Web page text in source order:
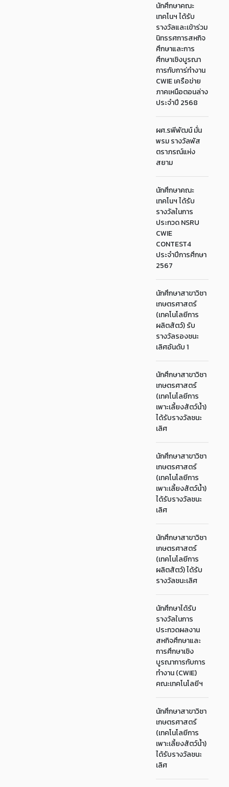
นักศึกษาคณะ
เทคโนฯ ได้รับ
รางวัลและเข้าร่วม
นิทรรศการสหกิจ
ศึกษาและการ
ศึกษาเชิงบูรณา
การกับการ่ทำงาน
CWIE เครือข่าย
ภาคเหนือตอนล่าง
ประจำปี 2568
ผศ.รพีพัฒน์ มั่น
พรม รางวัลพัส
ตราภรณ์แห่ง
สยาม
นักศึกษาคณะ
เทคโนฯ ได้รับ
รางวัลในการ
ประกวด NSRU
CWIE
CONTEST4
ประจำปีการศึกษา
2567
นักศึกษาสาขาวิชา
เกษตรศาสตร์
(เทคโนโลยีการ
ผลิตสัตว์) รับ
รางวัลรองชนะ
เลิศอันดับ 1
นักศึกษาสาขาวิชา
เกษตรศาสตร์
(เทคโนโลยีการ
เพาะเลี้ยงสัตว์น้ำ)
ได้รับรางวัลชนะ
เลิศ
นักศึกษาสาขาวิชา
เกษตรศาสตร์
(เทคโนโลยีการ
เพาะเลี้ยงสัตว์น้ำ)
ได้รับรางวัลชนะ
เลิศ
นักศึกษาสาขาวิชา
เกษตรศาสตร์
(เทคโนโลยีการ
ผลิตสัตว์) ได้รับ
รางวัลชนะเลิศ
นักศึกษาได้รับ
รางวัลในการ
ประกวดผลงาน
สหกิจศึกษาและ
การศึกษาเชิง
บูรณาการกับการ
ทำงาน (CWIE)
คณะเทคโนโลยีฯ
นักศึกษาสาขาวิชา
เกษตรศาสตร์
(เทคโนโลยีการ
เพาะเลี้ยงสัตว์น้ำ)
ได้รับรางวัลชนะ
เลิศ